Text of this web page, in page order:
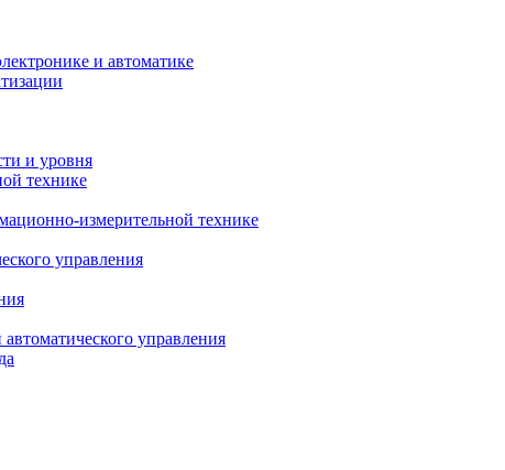
и автоматике
и уровня
технике
измерительной технике
управления
управления